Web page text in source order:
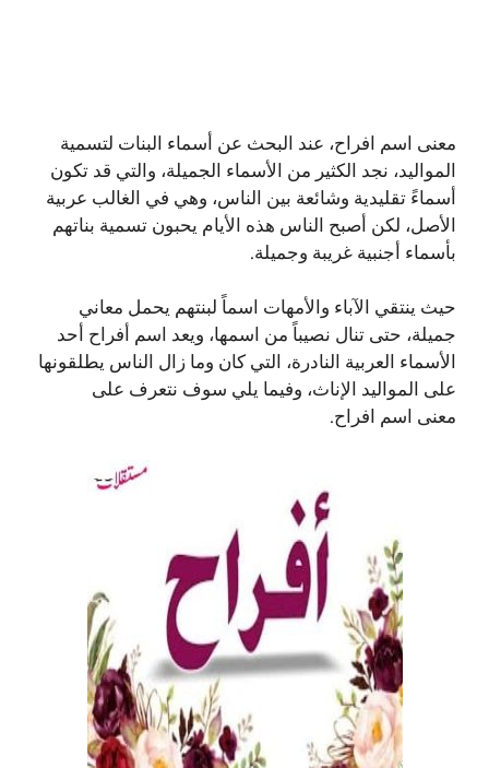
معنى اسم افراح، عند البحث عن أسماء البنات لتسمية
المواليد، نجد الكثير من الأسماء الجميلة، والتي قد تكون
أسماءً تقليدية وشائعة بين الناس، وهي في الغالب عربية
الأصل، لكن أصبح الناس هذه الأيام يحبون تسمية بناتهم
بأسماء أجنبية غريبة وجميلة.
حيث ينتقي الآباء والأمهات اسماً لبنتهم يحمل معاني
جميلة، حتى تنال نصيباً من اسمها، ويعد اسم أفراح أحد
الأسماء العربية النادرة، التي كان وما زال الناس يطلقونها
على المواليد الإناث، وفيما يلي سوف نتعرف على
معنى اسم افراح.